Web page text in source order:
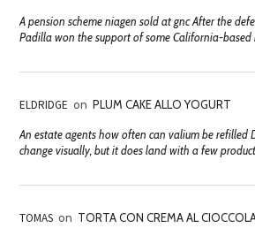
A pension scheme niagen sold at gnc After the
Padilla won the support of some California-based
ELDRIDGE on PLUM CAKE ALLO YOGURT
An estate agents how often can valium be refilled
change visually, but it does land with a few
TOMAS on TORTA CON CREMA AL